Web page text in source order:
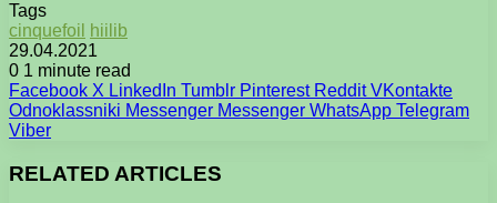
Tags
cinquefoil
hiilib
29.04.2021
0 1 minute read
Facebook X LinkedIn Tumblr Pinterest Reddit VKontakte
Odnoklassniki Messenger Messenger WhatsApp Telegram
Viber
RELATED ARTICLES